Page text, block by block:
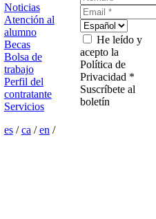
Noticias
Atención al
alumno
Becas
Bolsa de
trabajo
Perfil del
contratante
Servicios
es/ca /en /
He leído y
acepto la
Política de
Privacidad *
Suscríbete al
boletín